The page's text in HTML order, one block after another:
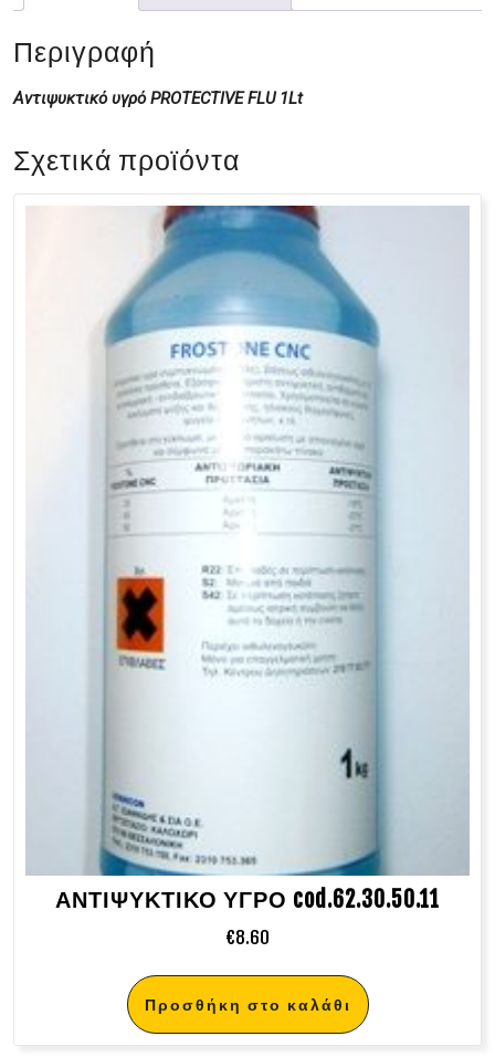
Περιγραφή
Αντιψυκτικό υγρό PROTECTIVE FLU 1Lt
Σχετικά προϊόντα
ΑΝΤΙΨΥΚΤΙΚΟ ΥΓΡΟ cod.62.30.50.11
€8.60
Προσθήκη στο καλάθι